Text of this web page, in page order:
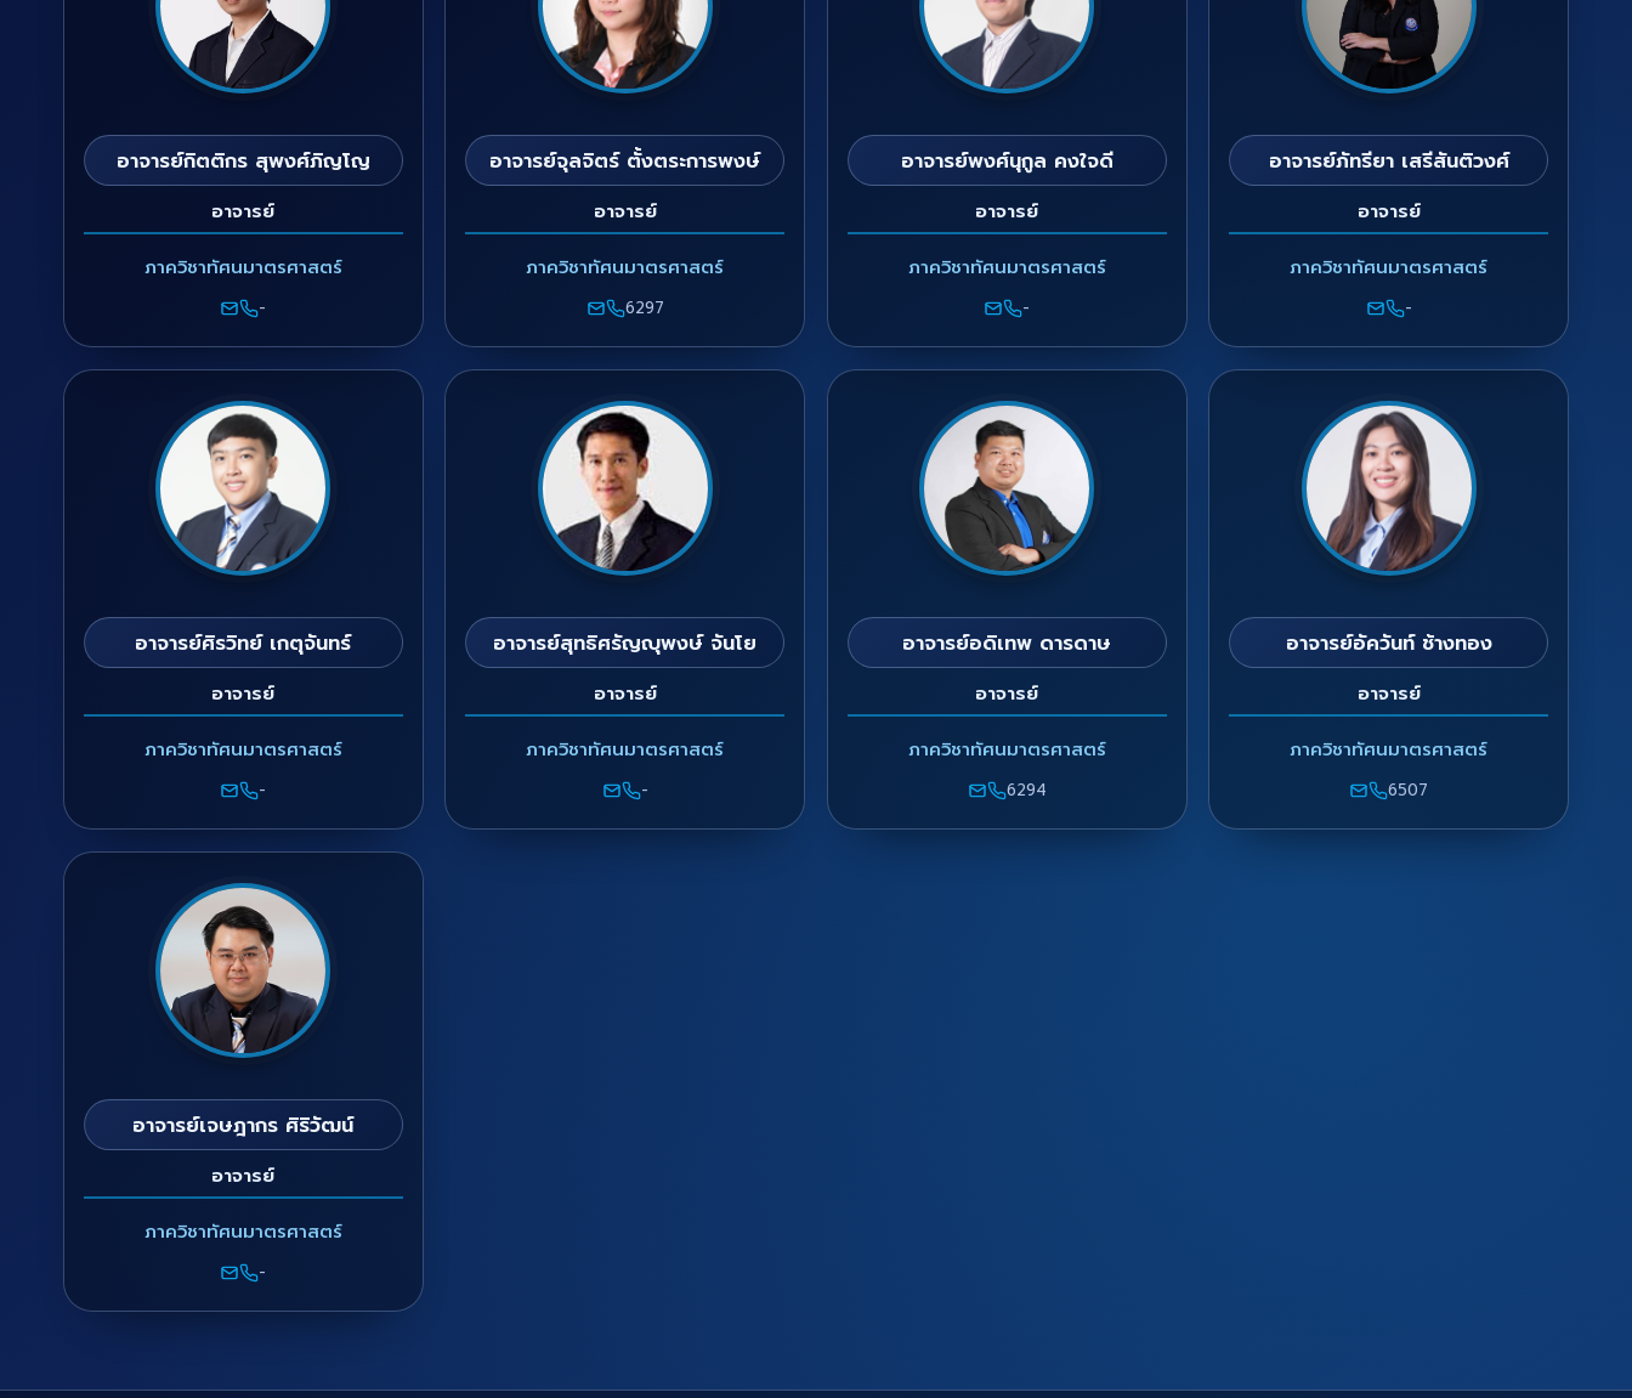
อาจารย์กิตติกร สุพงศ์ภิญโญ
อาจารย์
ภาควิชาทัศนมาตรศาสตร์
-
อาจารย์จุลจิตร์ ตั้งตระการพงษ์
อาจารย์
ภาควิชาทัศนมาตรศาสตร์
6297
อาจารย์พงศ์นุกูล คงใจดี
อาจารย์
ภาควิชาทัศนมาตรศาสตร์
-
อาจารย์ภัทรียา เสรีสันติวงศ์
อาจารย์
ภาควิชาทัศนมาตรศาสตร์
-
อาจารย์ศิรวิทย์ เกตุจันทร์
อาจารย์
ภาควิชาทัศนมาตรศาสตร์
-
อาจารย์สุทธิศรัญญุพงษ์ จันโย
อาจารย์
ภาควิชาทัศนมาตรศาสตร์
-
อาจารย์อดิเทพ ดารดาษ
อาจารย์
ภาควิชาทัศนมาตรศาสตร์
6294
อาจารย์อัควันท์ ช้างทอง
อาจารย์
ภาควิชาทัศนมาตรศาสตร์
6507
อาจารย์เจษฎากร ศิริวัฒน์
อาจารย์
ภาควิชาทัศนมาตรศาสตร์
-